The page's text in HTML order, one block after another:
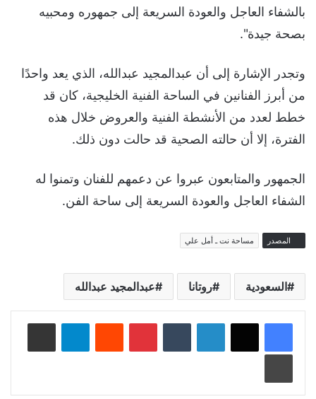
بالشفاء العاجل والعودة السريعة إلى جمهوره ومحبيه
بصحة جيدة".
وتجدر الإشارة إلى أن عبدالمجيد عبدالله، الذي يعد واحدًا
من أبرز الفنانين في الساحة الفنية الخليجية، كان قد
خطط لعدد من الأنشطة الفنية والعروض خلال هذه
الفترة، إلا أن حالته الصحية قد حالت دون ذلك.
الجمهور والمتابعون عبروا عن دعمهم للفنان وتمنوا له
الشفاء العاجل والعودة السريعة إلى ساحة الفن.
المصدر مساحة نت ـ أمل علي
السعودية روتانا عبدالمجيد عبدالله
لينكدإن بينتيريست